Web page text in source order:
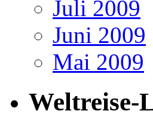
Juli 2009
Juni 2009
Mai 2009
Weltreise-